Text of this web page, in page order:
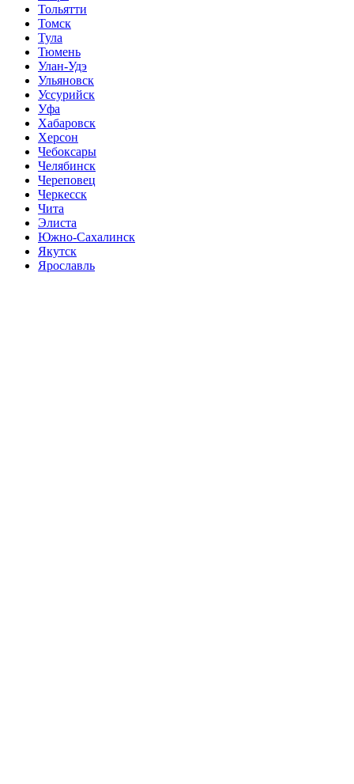
Тольятти
Томск
Тула
Тюмень
Улан-Удэ
Ульяновск
Уссурийск
Уфа
Хабаровск
Херсон
Чебоксары
Челябинск
Череповец
Черкесск
Чита
Элиста
Южно-Сахалинск
Якутск
Ярославль